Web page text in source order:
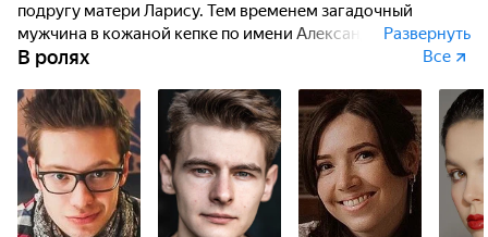
подругу матери Ларису. Тем временем загадочный
мужчина в кожаной кепке по имени Александр пытается
попасть домой, и никто даже не подозревает,
назначения.
Развернуть
В ролях Все